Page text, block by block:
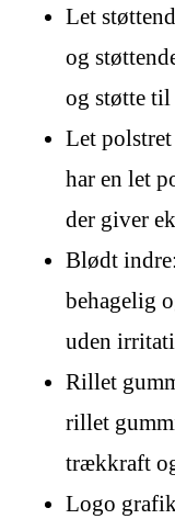
Let
og
og støtte
Let
har en let
der giver
Blødt
behagelig
uden
Rillet
rillet
trækkraft
Logo